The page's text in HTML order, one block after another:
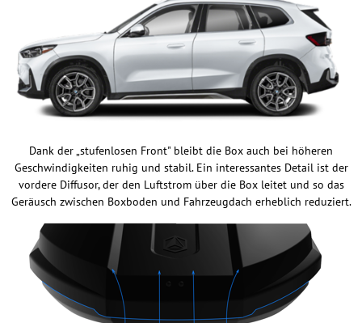
Dank der „stufenlosen Front" bleibt die Box auch bei höheren
Geschwindigkeiten ruhig und stabil. Ein interessantes Detail ist der
vordere Diffusor, der den Luftstrom über die Box leitet und so das
Geräusch zwischen Boxboden und Fahrzeugdach erheblich reduziert.